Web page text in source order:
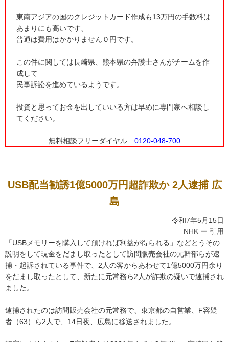
東南アジアの国のクレジットカード作成も13万円の手数料は
あまりにも高いです、
普通は費用はかかりません０円です。
この件に関しては長崎県、熊本県の弁護士さんがチームを作
成して
民事訴訟を進めているようです。
投資と思ってお金を出していいる方は早めに専門家へ相談し
てください。
無料相談フリーダイヤル 0120-048-700
USB配当勧誘1億5000万円超詐欺か 2人逮捕 広
島
令和7年5月15日
NHK ー 引用
「USBメモリーを購入して預ければ利益が得られる」などとうその
説明をして現金をだまし取ったとして訪問販売会社の元幹部らが逮
捕・起訴されている事件で、2人の客からあわせて1億5000万円余り
をだまし取ったとして、新たに元常務ら2人が詐欺の疑いで逮捕され
ました。
逮捕されたのは訪問販売会社の元常務で、東京都の自営業、F容疑
者（63）ら2人で、14日夜、広島に移送されました。